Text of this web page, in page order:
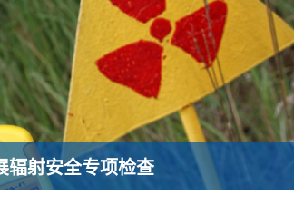
辐射安全专项检查